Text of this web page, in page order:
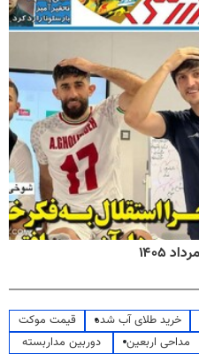
خرید طلای آب شده
قیمت موکت
مداحی اربعین
دوربین مداربسته